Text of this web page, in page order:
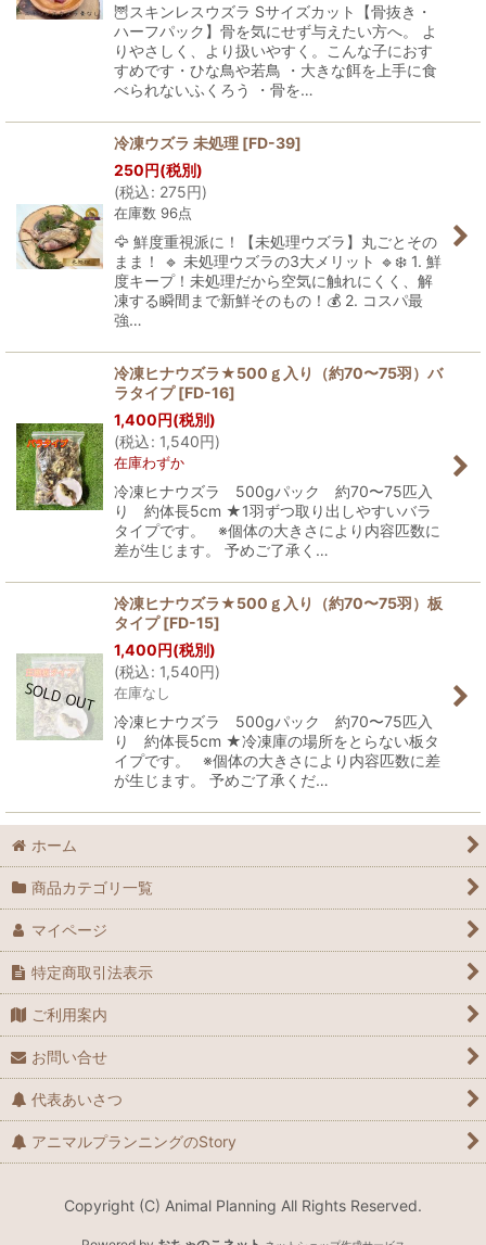
🦉スキンレスウズラ Sサイズカット【骨抜き・
ハーフパック】骨を気にせず与えたい方へ。 よ
りやさしく、より扱いやすく。こんな子におす
すめです・ひな鳥や若鳥 ・大きな餌を上手に食
べられないふくろう ・骨を…
冷凍ウズラ 未処理 [FD-39]
250円(税別)
(税込: 275円)
在庫数 96点
🦅 鮮度重視派に！【未処理ウズラ】丸ごとその
まま！ 🔹 未処理ウズラの3大メリット 🔹❄️ 1. 鮮
度キープ！未処理だから空気に触れにくく、解
凍する瞬間まで新鮮そのもの！💰 2. コスパ最
強…
冷凍ヒナウズラ★500ｇ入り（約70〜75羽）バ
ラタイプ [FD-16]
1,400円(税別)
(税込: 1,540円)
在庫わずか
冷凍ヒナウズラ 500gパック 約70〜75匹入
り 約体長5cm ★1羽ずつ取り出しやすいバラ
タイプです。 ※個体の大きさにより内容匹数に
差が生じます。 予めご了承く…
冷凍ヒナウズラ★500ｇ入り（約70〜75羽）板
タイプ [FD-15]
1,400円(税別)
(税込: 1,540円)
在庫なし
冷凍ヒナウズラ 500gパック 約70〜75匹入
り 約体長5cm ★冷凍庫の場所をとらない板タ
イプです。 ※個体の大きさにより内容匹数に差
が生じます。 予めご了承くだ…
ホーム
商品カテゴリ一覧
マイページ
特定商取引法表示
ご利用案内
お問い合せ
代表あいさつ
アニマルプランニングのStory
Copyright (C) Animal Planning All Rights Reserved.